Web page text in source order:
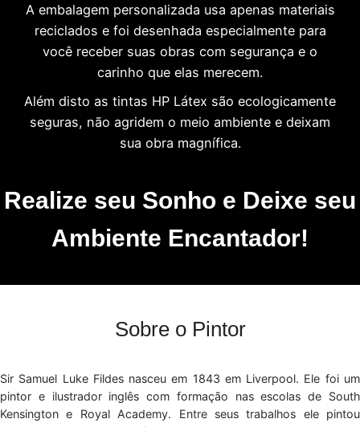
A embalagem personalizada usa apenas materiais
reciclados e foi desenhada especialmente para
você receber suas obras com segurança e o
carinho que elas merecem.
Além disto as tintas HP Látex são ecologicamente
seguras, não agridem o meio ambiente e deixam
sua obra magnífica.
Realize seu Sonho e Deixe seu
Ambiente Encantador!
Sobre o Pintor
Sir Samuel Luke Fildes nasceu em 1843 em Liverpool. Ele foi um
pintor e ilustrador inglês com formação nas escolas de South
Kensington e Royal Academy. Entre seus trabalhos ele pintou